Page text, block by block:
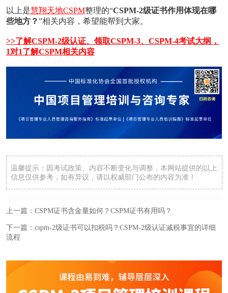
以上是慧翔天地CSPM整理的“CSPM-2级证书作用体现在哪
些地方？”相关内容，希望能帮到大家。
>>了解CSPM-2级认证、领取CSPM-3、CSPM-4考试大纲，
1对1了解CSPM相关内容
温馨提示：因考试政策、内容不断变化与调整，本网站提供的以上
信息仅供参考，如有异议，请以权威部门公布的内容为准！
上一篇： CSPM证书含金量如何？CSPM证书有用吗？
下一篇： cspm-2级证书可以扣税吗？CSPM-2级认证减税事宜的详细
流程